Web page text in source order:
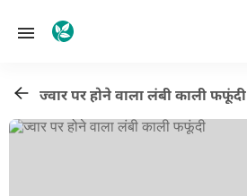
ज्वार पर होने वाला लंबी काली फफूंदी